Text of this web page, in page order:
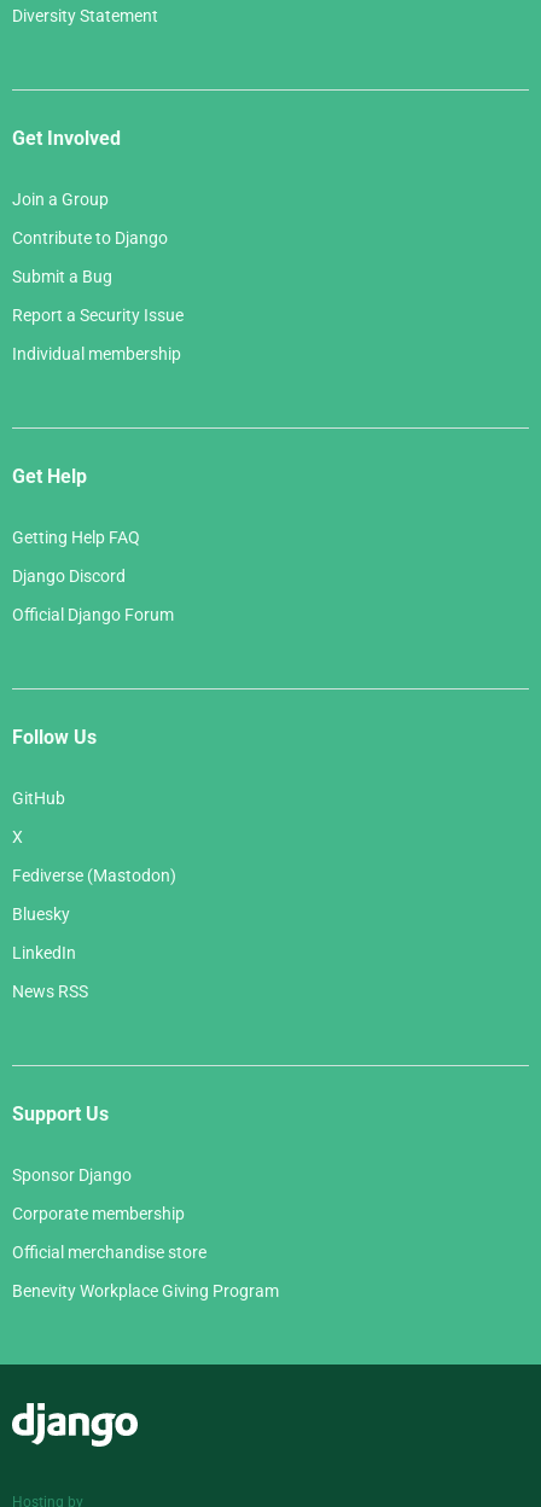
Diversity Statement
Get Involved
Join a Group
Contribute to Django
Submit a Bug
Report a Security Issue
Individual membership
Get Help
Getting Help FAQ
Django Discord
Official Django Forum
Follow Us
GitHub
X
Fediverse (Mastodon)
Bluesky
LinkedIn
News RSS
Support Us
Sponsor Django
Corporate membership
Official merchandise store
Benevity Workplace Giving Program
Hosting by